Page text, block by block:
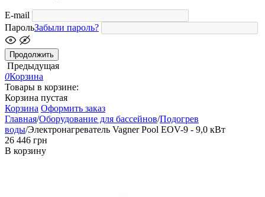
E-mail
ПарольЗабыли пароль?
Продолжить
Предыдущая
0Корзина
Товары в корзине:
Корзина пустая
Корзина Оформить заказ
Главная/Оборудование для бассейнов/Подогрев
воды/Электронагреватель Vagner Pool EOV-9 - 9,0 кВт
‍26 446‍ грн
В корзину